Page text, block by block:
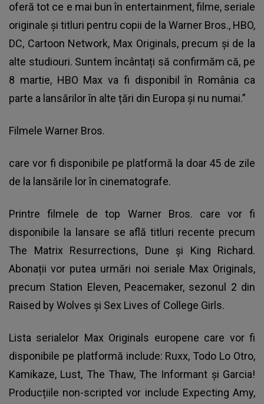
oferă tot ce e mai bun în entertainment, filme, seriale
originale și titluri pentru copii de la Warner Bros., HBO,
DC, Cartoon Network, Max Originals, precum și de la
alte studiouri. Suntem încântați să confirmăm că, pe
8 martie, HBO Max va fi disponibil în România ca
parte a lansărilor în alte țări din Europa și nu numai.”
Filmele Warner Bros.
care vor fi disponibile pe platformă la doar 45 de zile
de la lansările lor în cinematografe.
Printre filmele de top Warner Bros. care vor fi
disponibile la lansare se află titluri recente precum
The Matrix Resurrections, Dune și King Richard.
Abonații vor putea urmări noi seriale Max Originals,
precum Station Eleven, Peacemaker, sezonul 2 din
Raised by Wolves și Sex Lives of College Girls.
Lista serialelor Max Originals europene care vor fi
disponibile pe platformă include: Ruxx, Todo Lo Otro,
Kamikaze, Lust, The Thaw, The Informant și Garcia!
Producțiile non-scripted vor include Expecting Amy,